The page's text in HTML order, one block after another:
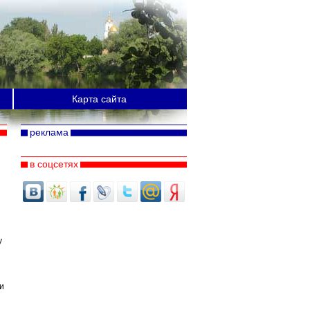
Карта сайта
реклама
в соцсетях